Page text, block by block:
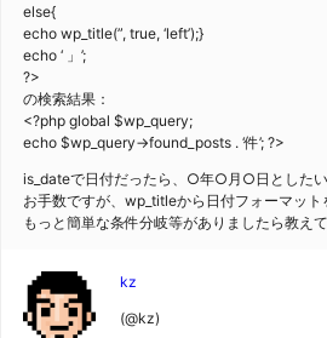
else{
echo wp_title(”, true, ‘left’);}
echo ‘ 」’;
?>
の検索結果：
<?php global $wp_query;
echo $wp_query->found_posts . ‘件’; ?>
is_dateで日付だったら、○年○月○日としたい
お手数ですが、wp_titleから日付フォーマッ
もっと簡単な条件分岐等がありましたら教え
kz
(@kz)